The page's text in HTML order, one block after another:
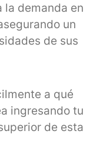
la demanda en
un
de sus
a qué
ingresando tu
de esta